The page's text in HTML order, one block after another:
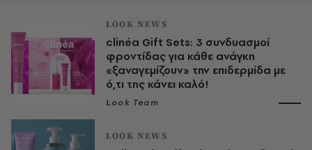
LOOK NEWS
clinéa Gift Sets: 3 συνδυασμοί
φροντίδας για κάθε ανάγκη
«ξαναγεμίζουν» την επιδερμίδα με
ό,τι της κάνει καλό!
Look Team
LOOK NEWS